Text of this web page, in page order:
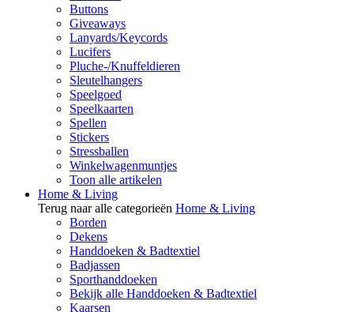
Buttons
Giveaways
Lanyards/Keycords
Lucifers
Pluche-/Knuffeldieren
Sleutelhangers
Speelgoed
Speelkaarten
Spellen
Stickers
Stressballen
Winkelwagenmuntjes
Toon alle artikelen
Home & Living
Terug naar alle categorieën Home & Living
Borden
Dekens
Handdoeken & Badtextiel
Badjassen
Sporthanddoeken
Bekijk alle Handdoeken & Badtextiel
Kaarsen